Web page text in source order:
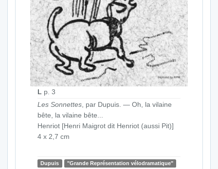
L p. 3
Les Sonnettes, par Dupuis. — Oh, la vilaine
bête, la vilaine bête...
Henriot [Henri Maigrot dit Henriot (aussi Pit)]
4 x 2,7 cm
Dupuis
"Grande Représentation vélodramatique"